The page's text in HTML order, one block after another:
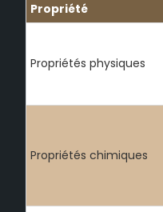
Propriété
Propriétés physiques
Propriétés chimiques